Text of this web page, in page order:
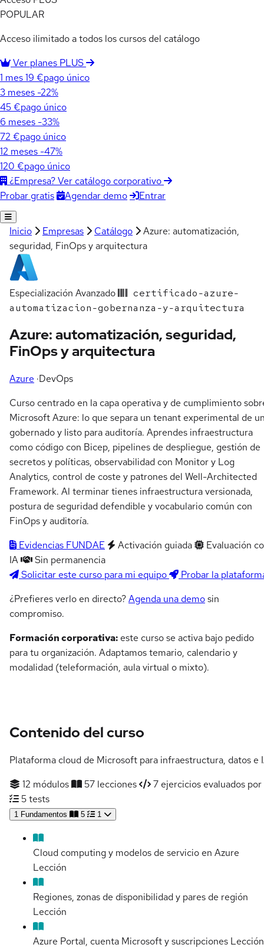
POPULAR
Acceso ilimitado a todos los cursos del catálogo
Ver planes PLUS
1 mes19 €pago único
3 meses -22%
45 €pago único
6 meses -33%
72 €pago único
12 meses -47%
120 €pago único
¿Empresa? Ver catálogo corporativo
Probar gratis
Agendar demo Entrar
Inicio Empresas Catálogo
Azure: automatización,
seguridad, FinOps y arquitectura
Especialización Avanzado
certificado-azure-
automatizacion-gobernanza-y-arquitectura
Azure: automatización, seguridad,
FinOps y arquitectura
Azure ·DevOps
Curso centrado en la capa operativa y de cumplimiento
Microsoft Azure: lo que separa un tenant experimental de
gobernado y listo para auditoría. Aprendes infraestructura
como código con Bicep, pipelines de despliegue, gestión de
secretos y políticas, observabilidad con Monitor y Log
Analytics, control de coste y patrones del Well-Architected
Framework. Al terminar tienes infraestructura versionada,
postura de seguridad defendible y vocabulario común con
FinOps y auditoría.
Evidencias FUNDAE
Activación guiada
Evaluación
IA
Sin permanencia
Solicitar este curso para mi equipo
Probar la
¿Prefieres verlo en directo?Agenda una demosin
compromiso.
Formación corporativa: este curso se activa bajo pedido
para tu organización. Adaptamos temario, calendario y
modalidad (teleformación, aula virtual o mixto).
Contenido del curso
Plataforma cloud de Microsoft para infraestructura, datos e
12 módulos
57 lecciones
7 ejercicios evaluados por
5 tests
1 Fundamentos 5 1
Cloud computing y modelos de servicio en Azure
Lección
Regiones, zonas de disponibilidad y pares de región
Lección
Azure Portal, cuenta Microsoft y suscripciones Lección